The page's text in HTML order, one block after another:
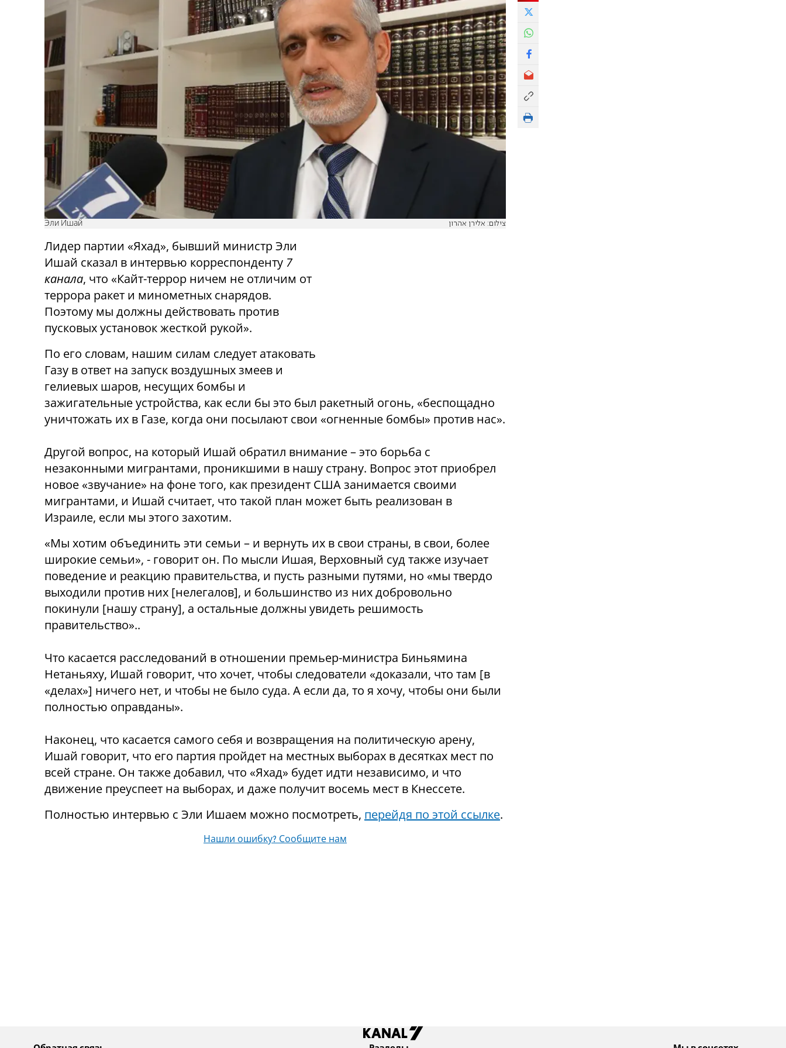
Эли Ишай צילום: אלירן אהרון
Лидер партии «Яхад», бывший министр Эли
Ишай сказал в интервью корреспонденту 7
канала, что «Кайт-террор ничем не отличим от
террора ракет и минометных снарядов.
Поэтому мы должны действовать против
пусковых установок жесткой рукой».
По его словам, нашим силам следует атаковать
Газу в ответ на запуск воздушных змеев и
гелиевых шаров, несущих бомбы и
зажигательные устройства, как если бы это был ракетный огонь, «беспощадно
уничтожать их в Газе, когда они посылают свои «огненные бомбы» против нас».
Другой вопрос, на который Ишай обратил внимание – это борьба с
незаконными мигрантами, проникшими в нашу страну. Вопрос этот приобрел
новое «звучание» на фоне того, как президент США занимается своими
мигрантами, и Ишай считает, что такой план может быть реализован в
Израиле, если мы этого захотим.
«Мы хотим объединить эти семьи – и вернуть их в свои страны, в свои, более
широкие семьи», - говорит он. По мысли Ишая, Верховный суд также изучает
поведение и реакцию правительства, и пусть разными путями, но «мы твердо
выходили против них [нелегалов], и большинство из них добровольно
покинули [нашу страну], а остальные должны увидеть решимость
правительство»..
Что касается расследований в отношении премьер-министра Биньямина
Нетаньяху, Ишай говорит, что хочет, чтобы следователи «доказали, что там [в
«делах»] ничего нет, и чтобы не было суда. А если да, то я хочу, чтобы они были
полностью оправданы».
Наконец, что касается самого себя и возвращения на политическую арену,
Ишай говорит, что его партия пройдет на местных выборах в десятках мест по
всей стране. Он также добавил, что «Яхад» будет идти независимо, и что
движение преуспеет на выборах, и даже получит восемь мест в Кнессете.
Полностью интервью с Эли Ишаем можно посмотреть, перейдя по этой ссылке.
Нашли ошибку? Сообщите нам